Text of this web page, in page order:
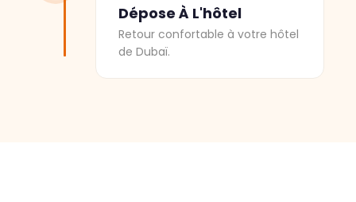
Dépose À L'hôtel
Retour confortable à votre hôtel
de Dubaï.